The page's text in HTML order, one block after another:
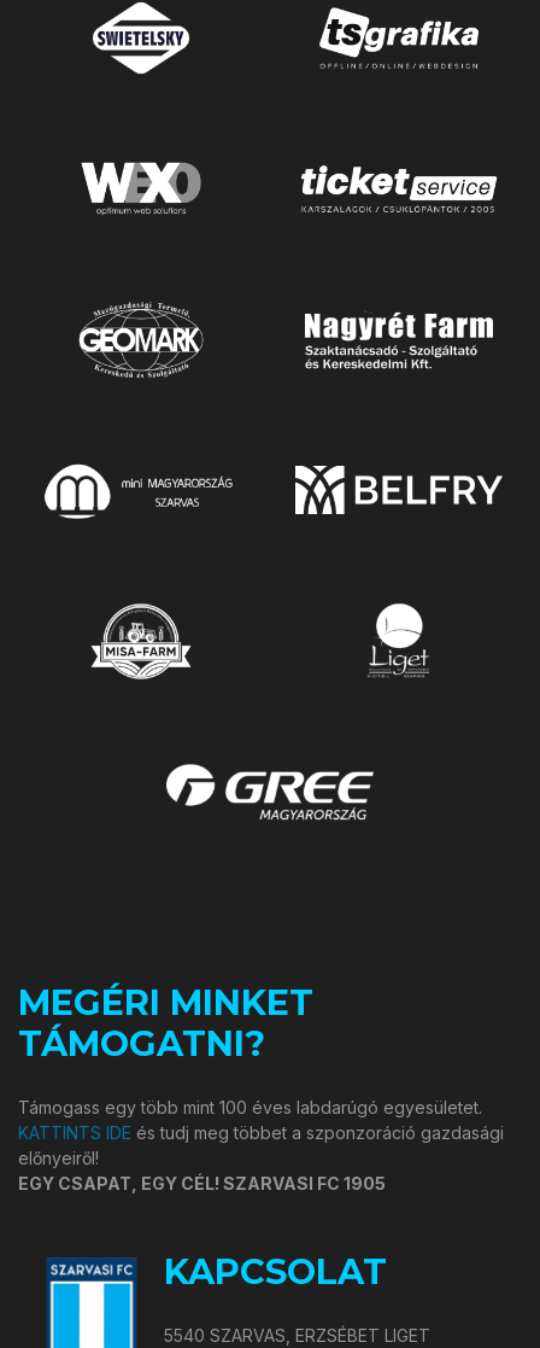
MEGÉRI MINKET
TÁMOGATNI?
Támogass egy több mint 100 éves labdarúgó egyesületet.
KATTINTS IDE és tudj meg többet a szponzoráció gazdasági
előnyeiről!
EGY CSAPAT, EGY CÉL! SZARVASI FC 1905
KAPCSOLAT
5540 SZARVAS, ERZSÉBET LIGET